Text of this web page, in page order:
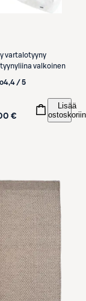
vartalotyyny
valkoinen
4,4 / 5
€
Lisää
ostoskoriin